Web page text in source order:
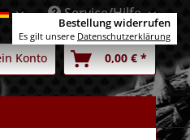
DeutschService/Hilfe
Konto 0,00 € *
Bestellung widerrufen
Es gilt unsere Datenschutzerklärung